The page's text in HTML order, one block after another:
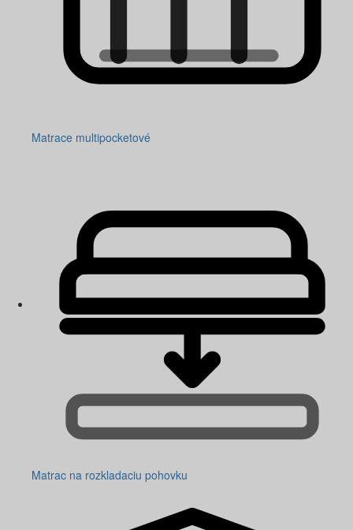
Matrace multipocketové
Matrac na rozkladaciu pohovku